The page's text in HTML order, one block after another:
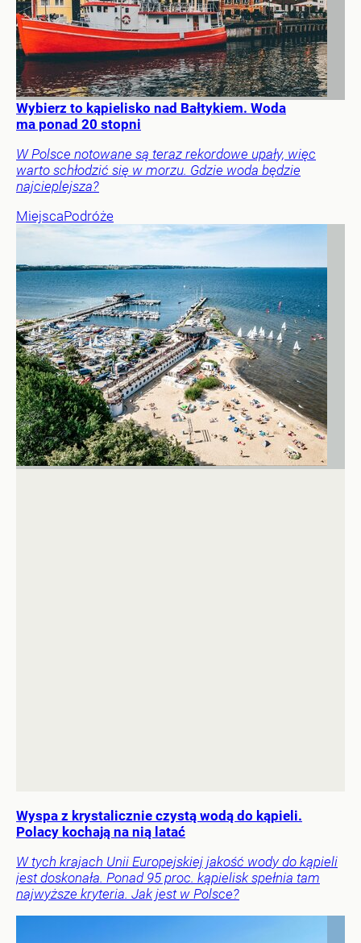
Wybierz to kąpielisko nad Bałtykiem. Woda
ma ponad 20 stopni
W Polsce notowane są teraz rekordowe upały, więc
warto schłodzić się w morzu. Gdzie woda będzie
najcieplejsza?
MiejscaPodróże
Wyspa z krystalicznie czystą wodą do kąpieli.
Polacy kochają na nią latać
W tych krajach Unii Europejskiej jakość wody do kąpieli
jest doskonała. Ponad 95 proc. kąpielisk spełnia tam
najwyższe kryteria. Jak jest w Polsce?